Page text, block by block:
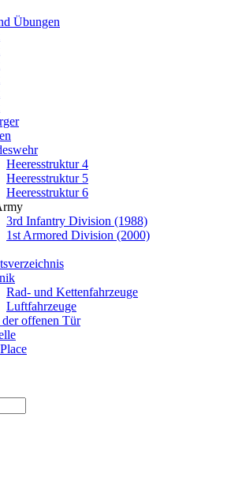
Übungen
Heeresstruktur 4
Heeresstruktur 5
Heeresstruktur 6
3rd Infantry Division (1988)
1st Armored Division (2000)
Rad- und Kettenfahrzeuge
Luftfahrzeuge
der offenen Tür